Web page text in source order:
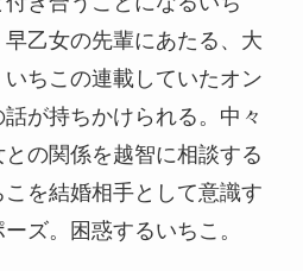
乙女の先輩にあたる、大
ちこの連載していたオン
が持ちかけられる。中々
の関係を越智に相談する
を結婚相手として意識す
ズ。困惑するいちこ。